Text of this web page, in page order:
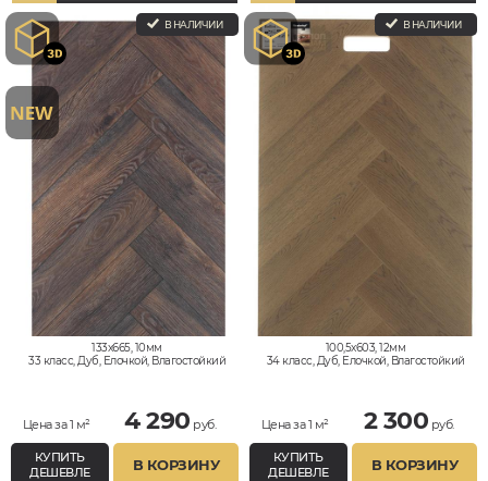
В НАЛИЧИИ
133x665, 10мм
33 класс, Дуб, Елочкой, Влагостойкий
Цена за 1 м² 4 290 руб.
КУПИТЬ
ДЕШЕВЛЕ
В КОРЗИНУ
В НАЛИЧИИ
100,5x603, 12мм
34 класс, Дуб, Елочкой, Влагостойкий
Цена за 1 м² 2 300 руб.
КУПИТЬ
ДЕШЕВЛЕ
В КОРЗИНУ